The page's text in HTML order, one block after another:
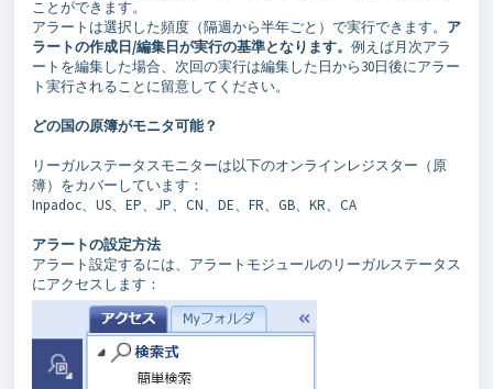
ことができます。
アラートは選択した頻度（隔週から半年ごと）で実行できます。 ア
ラートの作成日/編集日が実行の基準となります。 例えば月次アラ
ートを編集した場合、次回の実行は編集した日から30日後にアラー
ト実行されることに留意してください。
どの国の原簿がモニタ可能？
リーガルステータスモニターは以下のオンラインレジスター（原
簿）をカバーしています：
Inpadoc、US、EP、JP、CN、DE、FR、GB、KR、CA
アラートの設定方法
アラート設定するには、アラートモジュールのリーガルステータス
にアクセスします：